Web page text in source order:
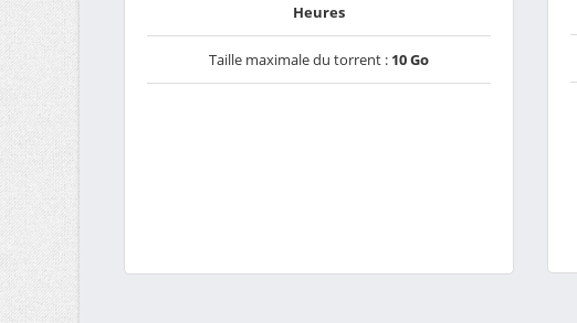
Heures
Taille maximale du torrent : 10 Go